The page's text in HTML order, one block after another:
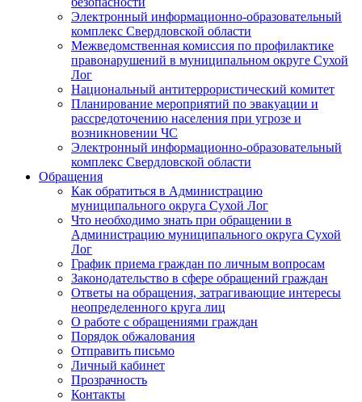
Электронный информационно-образовательный
комплекс Cвердловской области
Межведомственная комиссия по профилактике
правонарушений в муниципальном округе Сухой
Лог
Национальный антитеррористический комитет
Планирование мероприятий по эвакуации и
рассредоточению населения при угрозе и
возникновении ЧС
Электронный информационно-образовательный
комплекс Свердловской области
Обращения
Как обратиться в Администрацию
муниципального округа Сухой Лог
Что необходимо знать при обращении в
Администрацию муниципального округа Сухой
Лог
График приема граждан по личным вопросам
Законодательство в сфере обращений граждан
Ответы на обращения, затрагивающие интересы
неопределенного круга лиц
О работе с обращениями граждан
Порядок обжалования
Отправить письмо
Личный кабинет
Прозрачность
Контакты